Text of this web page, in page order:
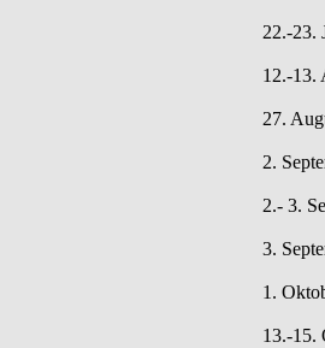
22.-23.
12.-13.
27.
2.
2.- 3.
3.
1.
13.-15.